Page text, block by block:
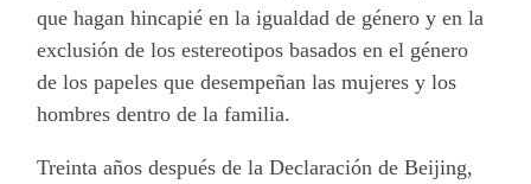
que hagan hincapié en la igualdad de género y en la
exclusión de los estereotipos basados en el género
de los papeles que desempeñan las mujeres y los
hombres dentro de la familia.
Treinta años después de la Declaración de Beijing,